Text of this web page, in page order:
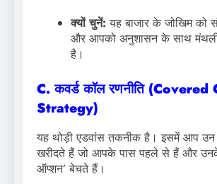
क्यों चुनें: यह बाजार के जोखिम को
और आपको अनुशासन के साथ
है।
C. कवर्ड कॉल रणनीति (Covered
Strategy)
यह थोड़ी एडवांस तकनीक है। इसमें आप उन
खरीदते हैं जो आपके पास पहले से हैं और
ऑप्शन’ बेचते हैं।